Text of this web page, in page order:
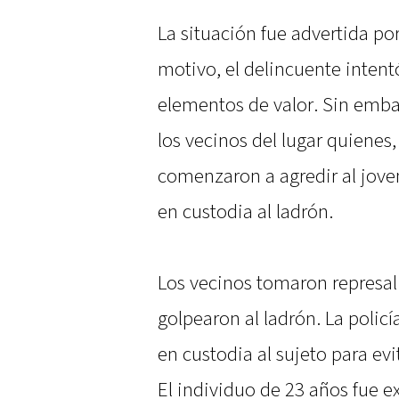
La situación fue advertida
motivo, el delincuente
elementos de valor. Sin
los vecinos del lugar
comenzaron a agredir al
en custodia al ladrón.
Los vecinos tomaron
golpearon al ladrón. La
en custodia al sujeto para
El individuo de 23 años fue